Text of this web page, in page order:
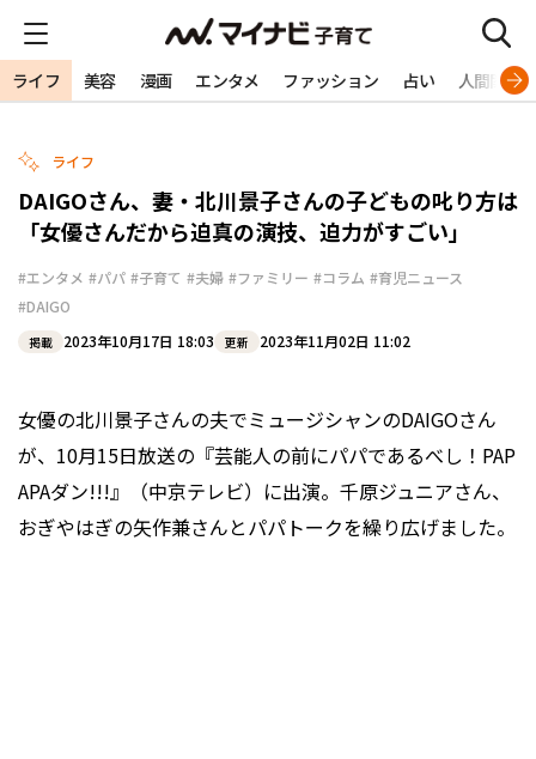
ライフ 美容 漫画 エンタメ ファッション 占い 人間関係
ライフ
DAIGOさん、妻・北川景子さんの子どもの叱り方は
「女優さんだから迫真の演技、迫力がすごい」
#エンタメ #パパ #子育て #夫婦 #ファミリー #コラム #育児ニュース
#DAIGO
掲載 2023年10月17日 18:03 更新 2023年11月02日 11:02
女優の北川景子さんの夫でミュージシャンのDAIGOさん
が、10月15日放送の『芸能人の前にパパであるべし！PAP
APAダン!!!』（中京テレビ）に出演。千原ジュニアさん、
おぎやはぎの矢作兼さんとパパトークを繰り広げました。